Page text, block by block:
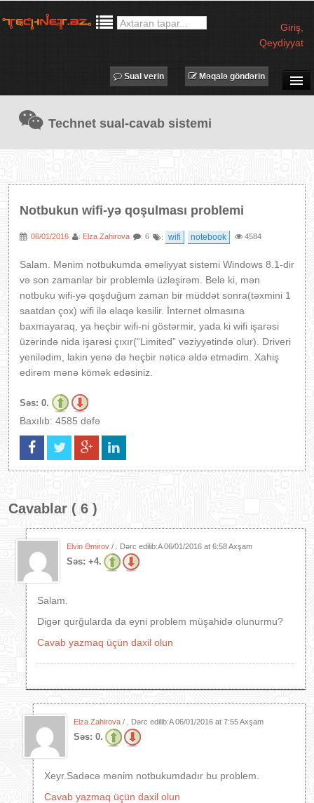
Giriş
Qeydiyyat
TECHNET TV
MƏQALƏLƏR
PROQRAMLAR
AVADANLIQLAR
IT LÜĞƏT
XƏBƏRLƏR
Məqalə göndərin
Sual verin
Technet sual-cavab sistemi
Notbukun wifi-yə qoşulması problemi
: 06/01/2016 : Elza Zahirova : 6 : wifi notebook 4584
Salam. Mənim notbukumda əməliyyat sistemi Windows 8.1-dir
və son zamanlar bir problemlə üzləşirəm. Belə ki, mən
notbuku wifi-yə qoşduğum zaman bir müddət sonra(təxmini 1
saatdan çox) wifi ilə əlaqə kəsilir. İnternet olmasına
baxmayaraq, ya heçbir wifi-ni göstərmir, yada ki wifi işarəsi
üzərində nida işarəsi çıxır(“Limited” vəziyyətində olur). Driveri
yenilədim, lakin yenə də heçbir nəticə əldə etmədim. Xahiş
edirəm mənə kömək edəsiniz.
Səs: 0.
Baxılıb: 4585 dəfə
Cavablar ( 6 )
Elvin Əmirov / . Dərc edilib:A06/01/2016 at 6:58 Axşam
Səs: +4.
Salam.
Digər qurğularda da eyni problem müşahidə olunurmu?
Cavab yazmaq üçün daxil olun
Elza Zahirova / . Dərc edilib:A06/01/2016 at 7:55 Axşam
Səs: 0.
Xeyr.Sadəcə mənim notbukumdadır bu problem.
Cavab yazmaq üçün daxil olun